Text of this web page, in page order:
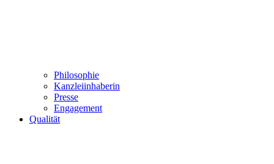
Philosophie
Kanzleiinhaberin
Presse
Engagement
Qualität